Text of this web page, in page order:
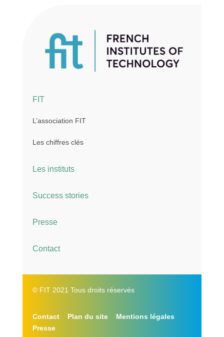
FIT
L’association FIT
Les chiffres clés
Les instituts
Success stories
Presse
Contact
© FIT 2021 Tous droits réservés
Contact Plan du site
Mentions légales
Presse